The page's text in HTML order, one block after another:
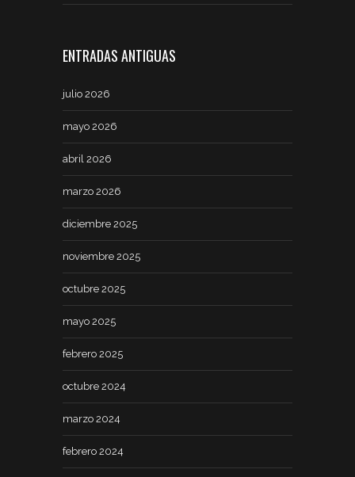
ENTRADAS ANTIGUAS
julio 2026
mayo 2026
abril 2026
marzo 2026
diciembre 2025
noviembre 2025
octubre 2025
mayo 2025
febrero 2025
octubre 2024
marzo 2024
febrero 2024